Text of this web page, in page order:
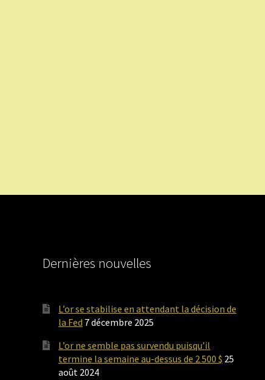
Dernières nouvelles
L’or se stabilise en attendant la décision de
la Fed 7 décembre 2025
L’or ne semble pas survendu puisqu’il
termine la semaine au-dessus de 2 500 $ 25
août 2024